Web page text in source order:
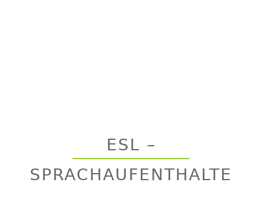
ESL –
SPRACHAUFENTHALTE